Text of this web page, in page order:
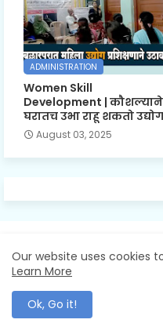
ADMINISTRATION
Women Skill
Development | कौशल्याने
घरातच उभा राहू शकतो
August 03, 2025
Mahawani News:
Our website uses cookies
Learn More
Ok, Go it!